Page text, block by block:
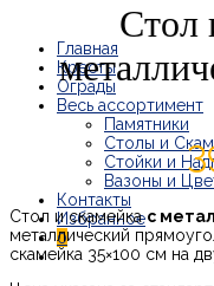
Главная
Кресты
Ограды
Весь ассортимент
Памятники
Столы и
Стойки и
Вазоны и
Контакты
0
Стол
Стол и скамейкас
металлический
скамейка 35×100 см на